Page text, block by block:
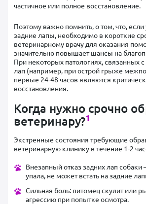
частичное или полное восстановление.
Поэтому важно помнить, о том, что, если
задние лапы, необходимо в короткие
ветеринарному врачу для оказания
значительно повышает шансы на
При некоторых патологиях, связанных
лап (например, при острой грыже
первые 24-48 часов являются
восстановления.
Когда нужно срочно
ветеринару?1
Экстренные состояния требующие
ветеринарную клинику в течение 1-2
Внезапный отказ задних лап собаки
упала, не может встать на задние
Сильная боль: питомец скулит или
агрессию при попытке осмотра.